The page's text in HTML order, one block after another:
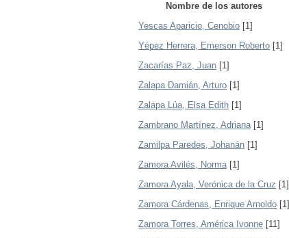
Nombre de los autores
Yescas Aparicio, Cenobio [1]
Yépez Herrera, Emerson Roberto [1]
Zacarías Paz, Juan [1]
Zalapa Damián, Arturo [1]
Zalapa Lúa, Elsa Edith [1]
Zambrano Martínez, Adriana[1]
Zamilpa Paredes, Johanán [1]
Zamora Avilés, Norma[1]
Zamora Ayala, Verónica de la Cruz [1]
Zamora Cárdenas, Enrique Arnoldo [1]
Zamora Torres, América Ivonne [11]